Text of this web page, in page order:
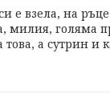
е взела, на
милия, голяма
а сутрин и